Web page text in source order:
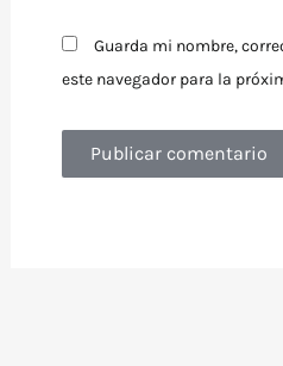
Guarda mi nombre,
este navegador para la